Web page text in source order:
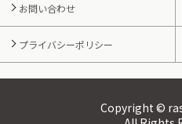
お問い合わせ
プライバシーポリシー
Copyright ©